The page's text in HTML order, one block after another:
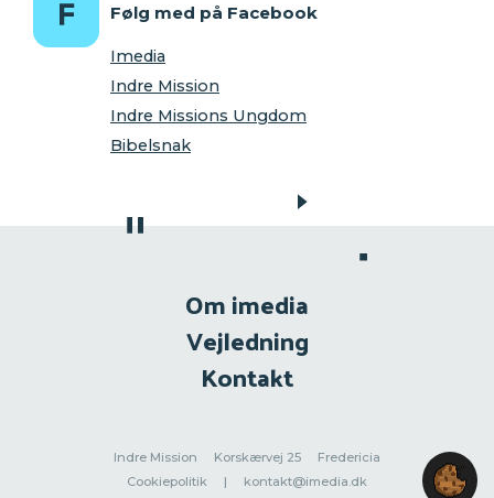
Følg med på Facebook
Imedia
Indre Mission
Indre Missions Ungdom
Bibelsnak
Om imedia
Vejledning
Kontakt
Indre Mission Korskærvej 25
Fredericia
Cookiepolitik
| kontakt@imedia.dk